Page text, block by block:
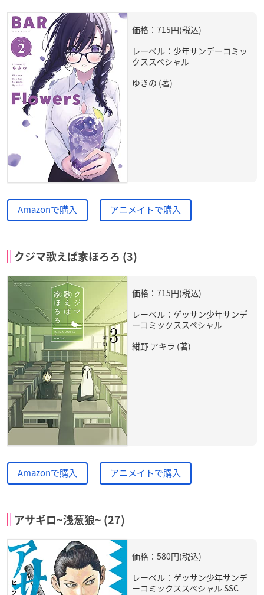
価格：715円(税込)
レーベル：少年サンデーコミッ
クススペシャル
ゆきの (著)
Amazonで購入 アニメイトで購入
クジマ歌えば家ほろろ (3)
価格：715円(税込)
レーベル：ゲッサン少年サンデ
ーコミックススペシャル
紺野 アキラ (著)
Amazonで購入 アニメイトで購入
アサギロ~浅葱狼~ (27)
価格：580円(税込)
レーベル：ゲッサン少年サンデ
ーコミックススペシャル SSC